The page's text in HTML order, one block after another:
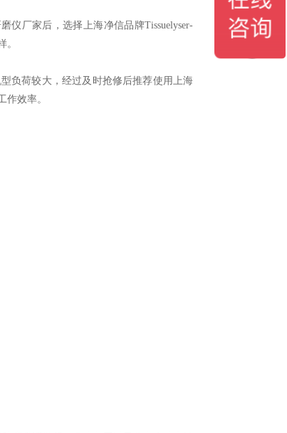
厂家后，选择上海净信品牌Tissuelyser-
。
负荷较大，经过及时抢修后推荐使用上海
作效率。